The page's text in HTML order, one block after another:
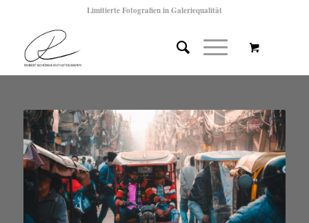
Limitierte Fotografien in Galeriequalität